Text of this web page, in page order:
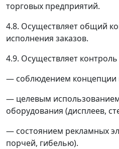
торговых предприятий.
4.8. Осуществляет общий
исполнения заказов.
4.9. Осуществляет контроль
— соблюдением концепции
— целевым
оборудования (дисплеев,
— состоянием рекламных
порчей, гибелью).